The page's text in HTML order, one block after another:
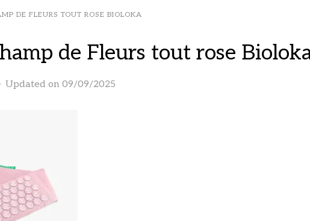
DE FLEURS TOUT ROSE BIOLOKA
de Fleurs tout rose
Updated on 09/09/2025